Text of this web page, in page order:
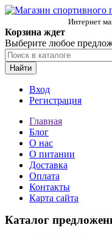
Интернет
Корзина ждет
Выберите любое
Найти
Вход
Регистрация
Главная
Блог
О нас
О питании
Доставка
Оплата
Контакты
Карта сайта
Каталог